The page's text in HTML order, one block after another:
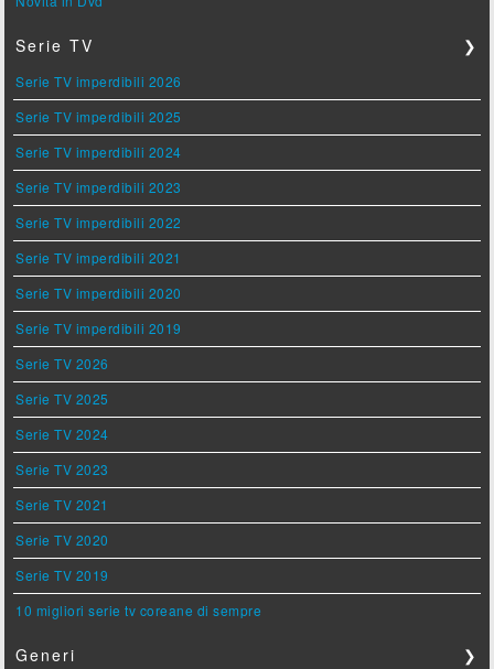
Serie TV ❯
Serie TV imperdibili 2026
Serie TV imperdibili 2025
Serie TV imperdibili 2024
Serie TV imperdibili 2023
Serie TV imperdibili 2022
Serie TV imperdibili 2021
Serie TV imperdibili 2020
Serie TV imperdibili 2019
Serie TV 2026
Serie TV 2025
Serie TV 2024
Serie TV 2023
Serie TV 2021
Serie TV 2020
Serie TV 2019
10 migliori serie tv coreane di sempre
Generi ❯